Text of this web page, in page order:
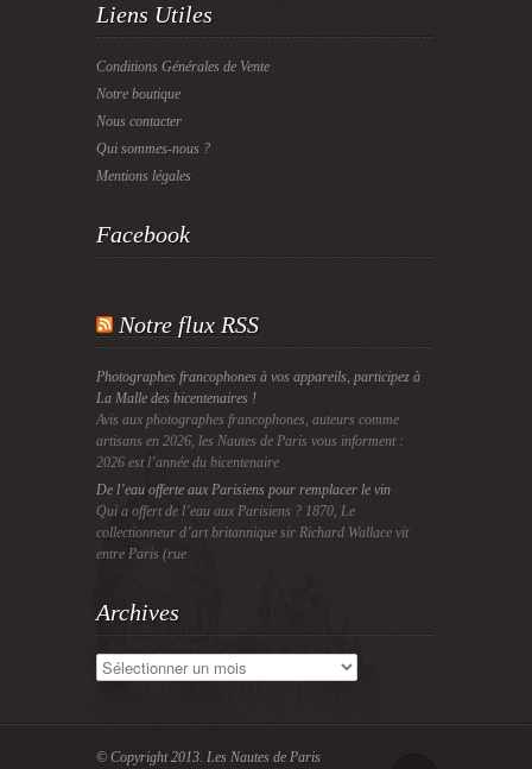
Liens Utiles
Conditions Générales de Vente
Notre boutique
Nous contacter
Qui sommes-nous ?
Mentions légales
Facebook
Notre flux RSS
Photographes francophones à vos appareils, participez à
La Malle des bicentenaires !
Avis aux photographes francophones, auteurs comme
artisans en 2026, les Nautes de Paris vous informent :
2026 est l’année du bicentenaire
De l’eau offerte aux Parisiens pour remplacer le vin
Qui a offert de l’eau aux Parisiens ? 1870, Le
collectionneur d’art britannique sir Richard Wallace vit
entre Paris (rue
Archives
Archives
© Copyright 2013. Les Nautes de Paris